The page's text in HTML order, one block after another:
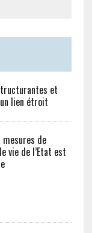
et
lien étroit
mesures de
vie de l’Etat est